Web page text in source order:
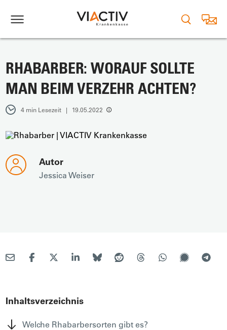
RHABARBER: WORAUF SOLLTE
MAN BEIM VERZEHR ACHTEN?
4 min Lesezeit | 19.05.2022
Autor
Jessica Weiser
Inhaltsverzeichnis
Welche Rhabarbersorten gibt es?